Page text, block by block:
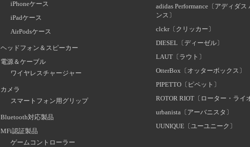
iPhoneケース
iPadケース
AirPodsケース
ヘッドフォン＆スピーカー
電源＆ケーブル
ワイヤレスチャージャー
カメラ
スマートフォン用グリップ
Bluetooth対応製品
MFi認証製品
ゲームコントローラー
adidas Performance〔アディダス
ンス〕
clckr〔クリッカー〕
DIESEL〔ディーゼル〕
LAUT〔ラウト〕
OtterBox〔オッターボックス〕
PIPETTO〔ピペット〕
ROTOR RIOT〔ローター・ライ
urbanista〔アーバニスタ〕
UUNIQUE〔ユーユニーク〕